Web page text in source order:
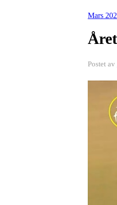
Mars
Postet av